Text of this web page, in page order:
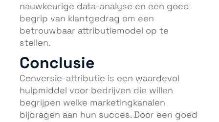
nauwkeurige data-analyse en een goed
begrip van klantgedrag om een
betrouwbaar attributiemodel op te
stellen.
Conclusie
Conversie-attributie is een waardevol
hulpmiddel voor bedrijven die willen
begrijpen welke marketingkanalen
bijdragen aan hun succes. Door een goed